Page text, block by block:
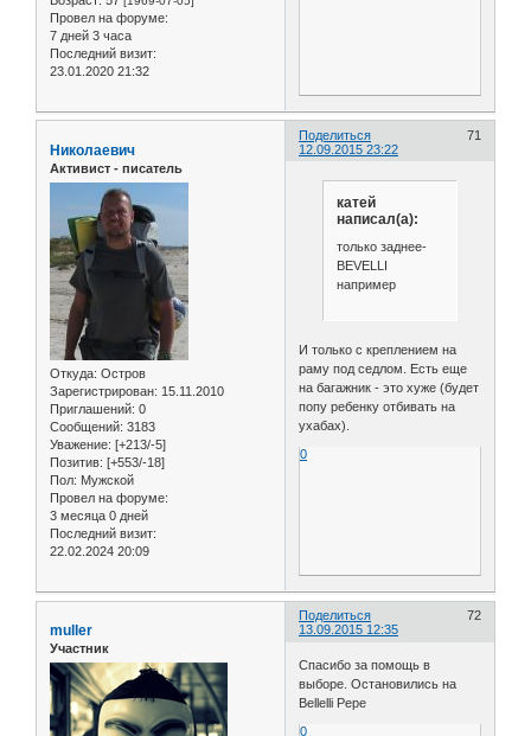
Провел на форуме:
7 дней 3 часа
Последний визит:
23.01.2020 21:32
Поделиться
71
12.09.2015 23:22
Николаевич
Активист - писатель
Откуда: Остров
Зарегистрирован: 15.11.2010
Приглашений: 0
Сообщений: 3183
Уважение: [+213/-5]
Позитив: [+553/-18]
Пол: Мужской
Провел на форуме:
3 месяца 0 дней
Последний визит:
22.02.2024 20:09
катей
написал(а):
только заднее-
BEVELLI
например
И только с креплением на
раму под седлом. Есть еще
на багажник - это хуже (будет
попу ребенку отбивать на
ухабах).
0
Поделиться
72
13.09.2015 12:35
muller
Участник
Спасибо за помощь в
выборе. Остановились на
Bellelli Pepe
0